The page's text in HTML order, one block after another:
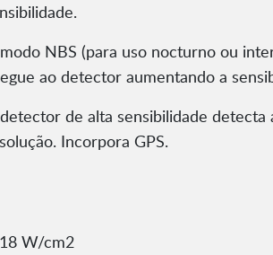
NBS (para uso nocturno ou
ao detector aumentando a
de alta sensibilidade detecta
Incorpora GPS.
W/cm2